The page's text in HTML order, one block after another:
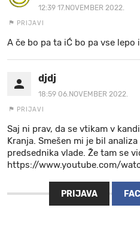
12:39 17.NOVEMBER 2022.
PRIJAVI
A če bo pa ta iĆ bo pa vse
djdj
18:59 06.NOVEMBER 2022.
PRIJAVI
Saj ni prav, da se vtikam v
Kranja. Smešen mi je bil
predsednika vlade. Že tam se
https://www.youtube.com/
PRIJAVA